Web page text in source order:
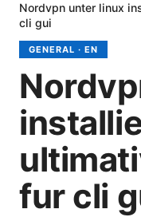
Nordvpn unter linux
cli gui
GENERAL · EN
fur cli